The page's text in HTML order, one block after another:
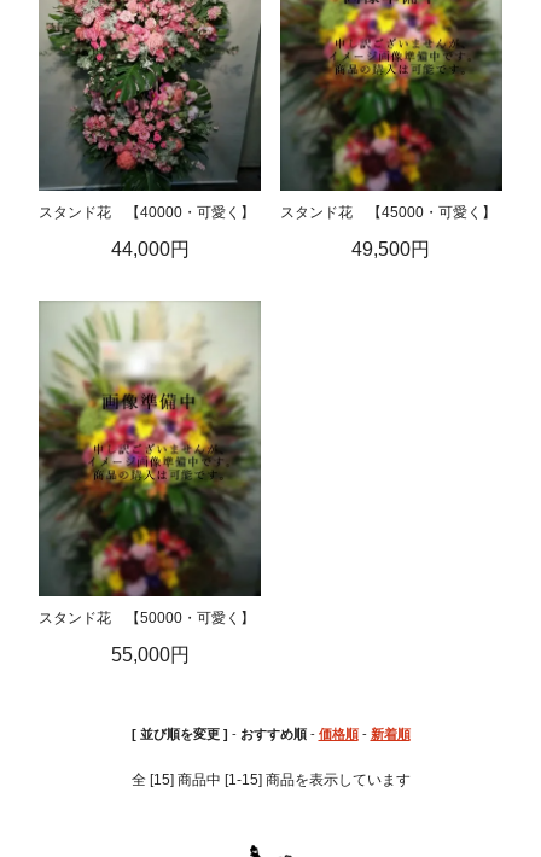
スタンド花 【40000・可愛く】
44,000円
スタンド花 【45000・可愛く】
49,500円
スタンド花 【50000・可愛く】
55,000円
[ 並び順を変更 ] - おすすめ順- 価格順- 新着順
全 [15] 商品中 [1-15] 商品を表示しています